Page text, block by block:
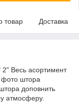
товар Доставка
Весь асортимент
фото штора
доповнить
атмосферу.